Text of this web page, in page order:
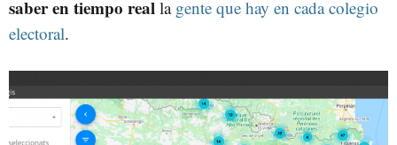
saber en tiempo real la gente que hay en cada colegio
electoral.